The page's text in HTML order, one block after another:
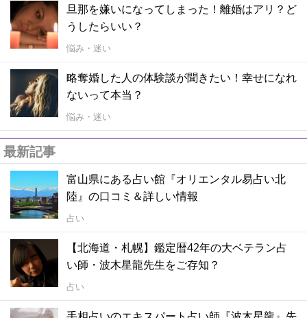
旦那を嫌いになってしまった！離婚はアリ？ど
うしたらいい？
悩み・迷い
略奪婚した人の体験談が聞きたい！幸せになれ
ないって本当？
悩み・迷い
最新記事
富山県にある占い館『オリエンタル易占い北
陸』の口コミ＆詳しい情報
占い
【北海道・札幌】鑑定暦42年の大ベテラン占
い師・波木星龍先生をご存知？
占い